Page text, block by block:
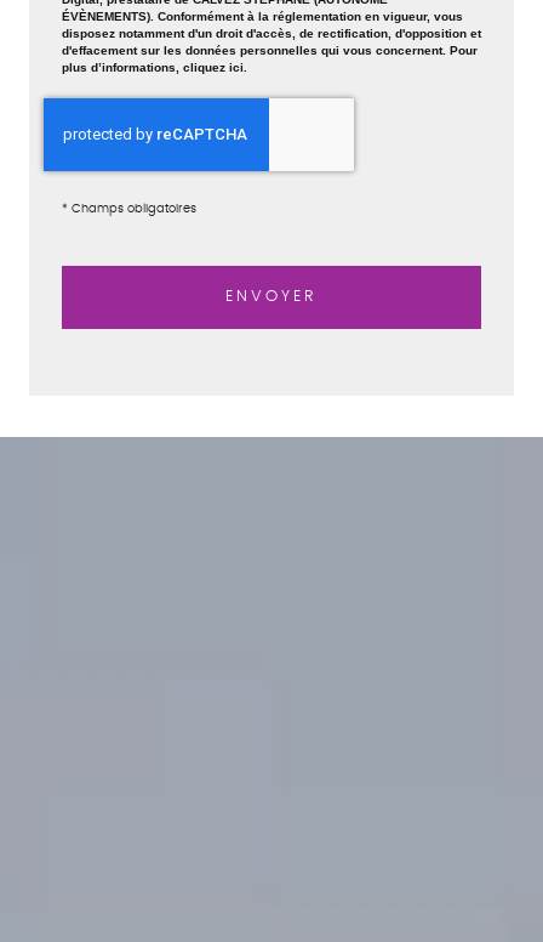
ÉVÈNEMENTS). Conformément à la réglementation en vigueur, vous
disposez notamment d'un droit d'accès, de rectification, d'opposition et
d'effacement sur les données personnelles qui vous concernent. Pour
plus d’informations, cliquez ici.
* Champs obligatoires